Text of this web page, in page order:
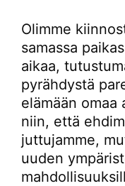
Olimme
samassa
aikaa,
pyrähdystä
elämään omaa
niin, että
juttujamme,
uuden